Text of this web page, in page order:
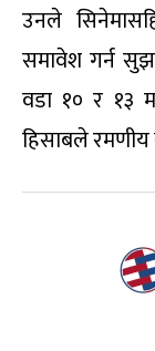
उनले
समावेश गर्न
वडा १० र १३
हिसाबले रमणीय